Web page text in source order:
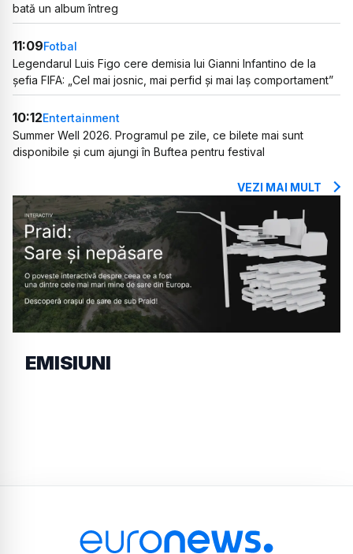
bată un album întreg
11:09Fotbal
Legendarul Luis Figo cere demisia lui Gianni Infantino de la
șefia FIFA: „Cel mai josnic, mai perfid și mai laș comportament”
10:12Entertainment
Summer Well 2026. Programul pe zile, ce bilete mai sunt
disponibile și cum ajungi în Buftea pentru festival
VEZI MAI MULT
EMISIUNI